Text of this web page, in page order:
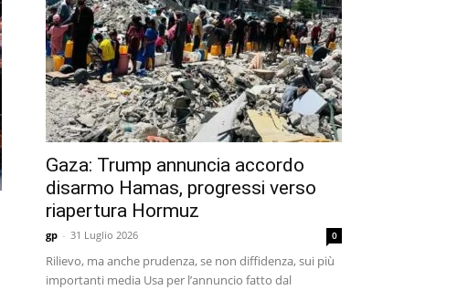
Gaza: Trump annuncia accordo
disarmo Hamas, progressi verso
riapertura Hormuz
gp - 31 Luglio 2026 0
Rilievo, ma anche prudenza, se non diffidenza, sui più
importanti media Usa per l’annuncio fatto dal